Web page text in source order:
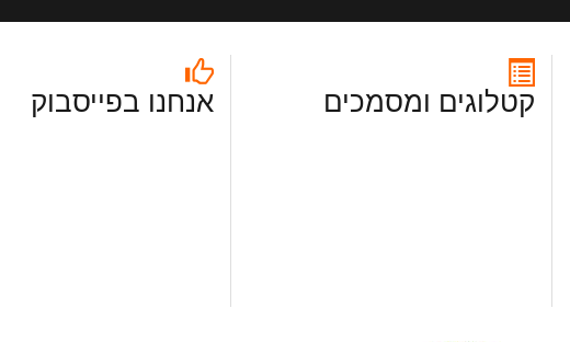
קטלוגים ומסמכים אנחנו בפייסבוק